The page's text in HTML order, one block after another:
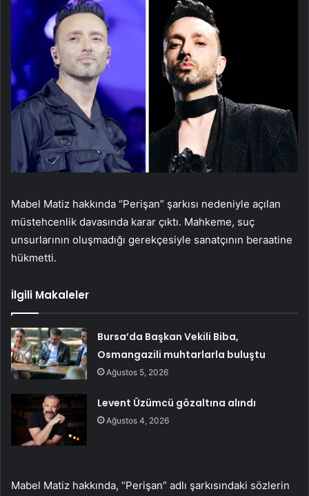
Mabel Matiz hakkında “Perişan” şarkısı nedeniyle açılan
müstehcenlik davasında karar çıktı. Mahkeme, suç
unsurlarının oluşmadığı gerekçesiyle sanatçının beraatine
hükmetti.
İlgili Makaleler
Bursa’da Başkan Vekili Biba,
Osmangazili muhtarlarla buluştu
Ağustos 5, 2026
Levent Üzümcü gözaltına alındı
Ağustos 4, 2026
Mabel Matiz hakkında, “Perişan” adlı şarkısındaki sözlerin